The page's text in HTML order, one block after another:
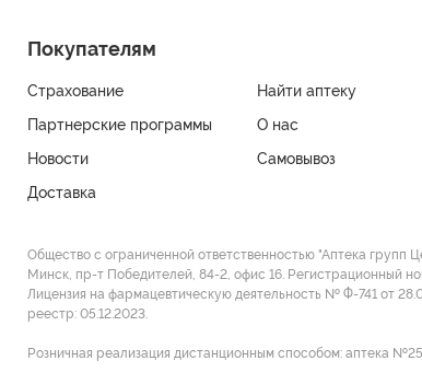
Покупателям
Страхование
Найти аптеку
Партнерские программы
О нас
Новости
Самовывоз
Доставка
Общество с ограниченной ответственностью "Аптека
Минск, пр-т Победителей, 84-2, офис 16. Регистрационный
Лицензия на фармацевтическую деятельность № Ф-741 от
реестр: 05.12.2023.
Розничная реализация дистанционным способом: аптека